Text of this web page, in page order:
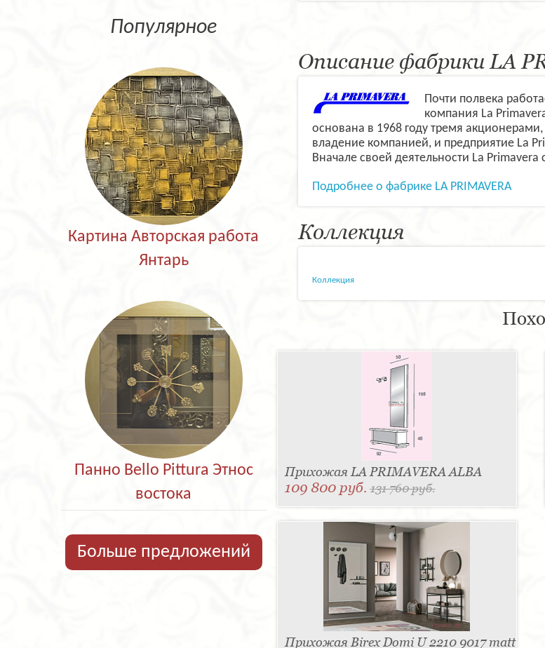
Популярное
Картина Авторская работа
Янтарь
Панно Bello Pittura Этнос
востока
Больше предложений
Описание фабрики LA
Почти полвека
компания La
основана в 1968 году тремя
владение компанией, и предприятие La
Вначале своей деятельности La
Подробнее о фабрике LA PRIMAVERA
Коллекция
Коллекция
Прихожая LA PRIMAVERA ALBA
109 800 руб.131 760 руб.
Прихожая Birex Domi U 2210 9017 matt